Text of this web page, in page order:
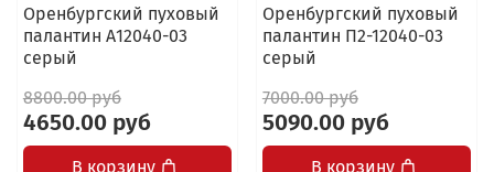
Оренбургский пуховый
палантин А12040-03
серый
8800.00 руб
4650.00 руб
В корзину
Оренбургский пуховый
палантин П2-12040-03
серый
7000.00 руб
5090.00 руб
В корзину